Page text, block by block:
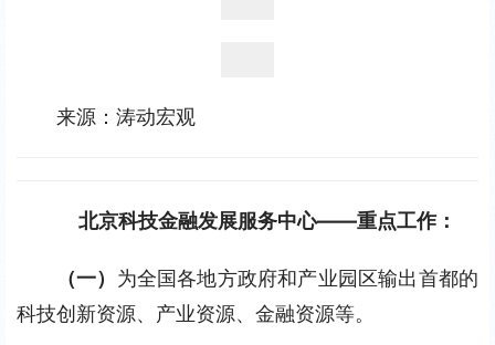
来源：涛动宏观
北京科技金融发展服务中心——重点工作：
（一） 为全国各地方政府和产业园区输出首都的
科技创新资源、产业资源、金融资源等。